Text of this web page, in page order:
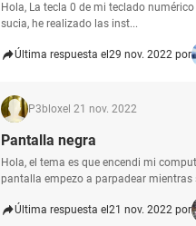
Hola, La tecla 0 de mi teclado
sucia, he realizado las inst...
Última respuesta el 29 nov. 2022 por
P3bloxel 21 nov. 2022
Pantalla negra
Hola, el tema es que encendi mi
pantalla empezo a parpadear mientras
Última respuesta el 21 nov. 2022 por